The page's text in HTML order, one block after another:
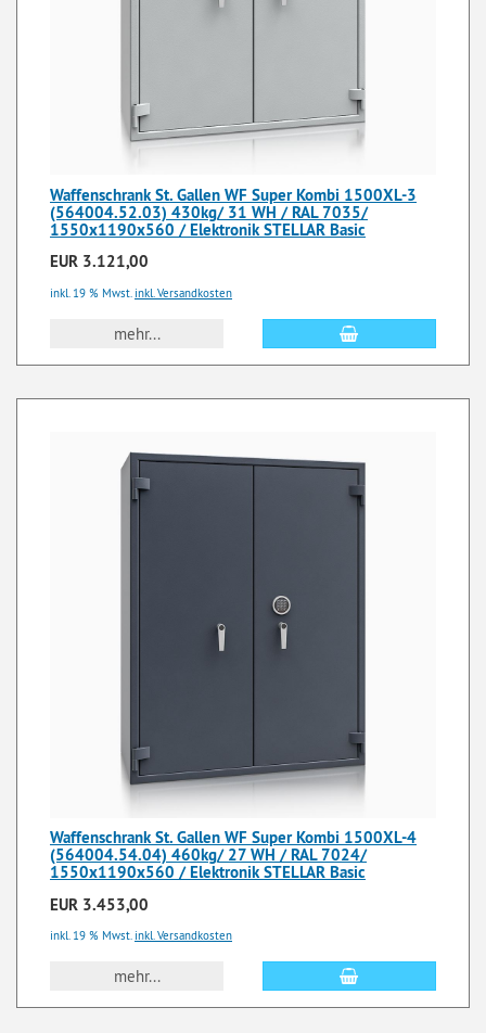
Waffenschrank St. Gallen WF Super Kombi 1500XL-3
(564004.52.03) 430kg/ 31 WH / RAL 7035/
1550x1190x560 / Elektronik STELLAR Basic
EUR 3.121,00
inkl. 19 % Mwst. inkl. Versandkosten
mehr...
Waffenschrank St. Gallen WF Super Kombi 1500XL-4
(564004.54.04) 460kg/ 27 WH / RAL 7024/
1550x1190x560 / Elektronik STELLAR Basic
EUR 3.453,00
inkl. 19 % Mwst. inkl. Versandkosten
mehr...